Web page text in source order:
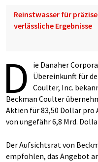
Reinstwasser für
verlässliche Ergebnisse
D
ie Danaher
Übereinkunft für
Coulter, Inc.
Beckman Coulter
Aktien für 83,50 Dollar pro
von ungefähr 6,8 Mrd.
Der Aufsichtsrat von
empfohlen, das Angebot